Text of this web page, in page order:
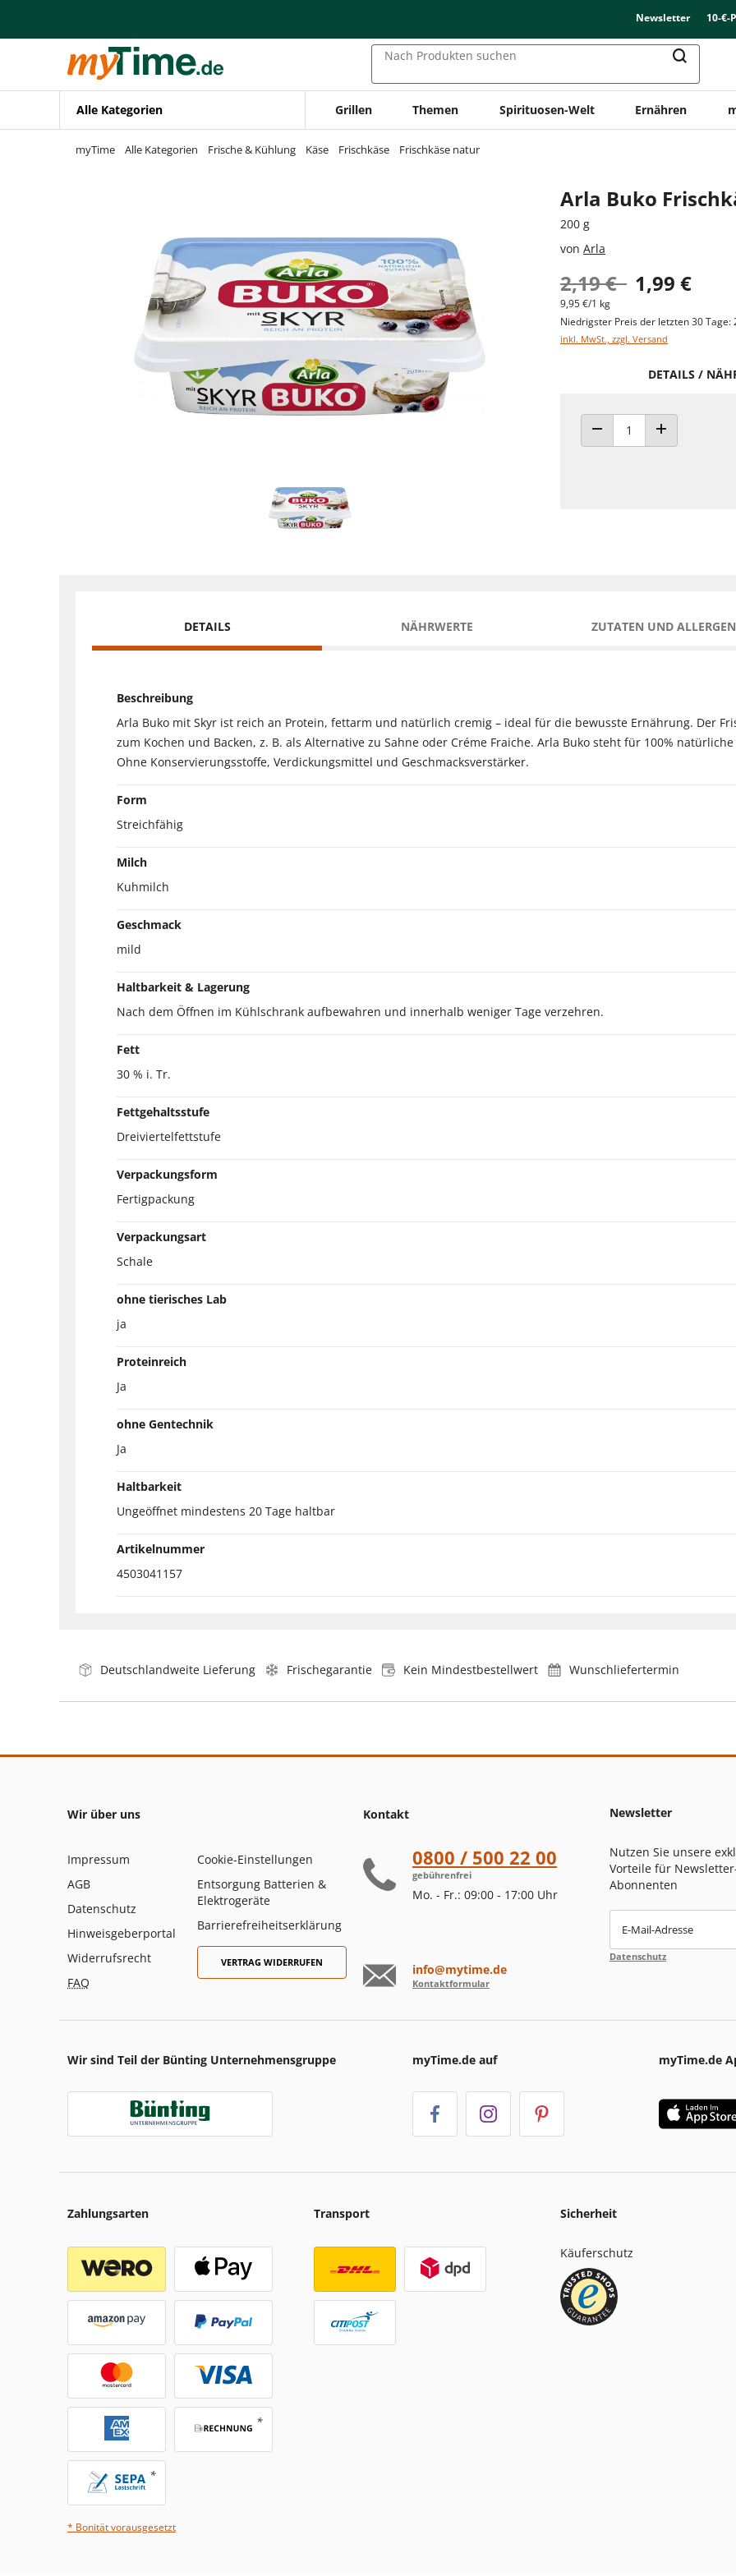
Zur Navigation springen
Zur Suche springen
Newsletter 10-€-
Nach Produkten suchen
Alle Kategorien Grillen Themen Spirituosen-Welt Ernähren
myTime Alle Kategorien Frische & Kühlung Käse Frischkäse Frischkäse natur
Arla Buko
200 g
von Arla
2,19 € 1,99 €
9,95 €/1 kg
Niedrigster Preis der letzten 30 Tage:
inkl. MwSt., zzgl. Versand
DETAILS /
ANZAHL VERRINGERN
ANZAHL
DETAILS NÄHRWERTE ZUTATEN UND
Beschreibung
Arla Buko mit Skyr ist reich an Protein, fettarm und natürlich cremig – ideal für die bewusste Ernährung. Der
zum Kochen und Backen, z. B. als Alternative zu Sahne oder Créme Fraiche. Arla Buko steht für 100%
Ohne Konservierungsstoffe, Verdickungsmittel und Geschmacksverstärker.
Form
Streichfähig
Milch
Kuhmilch
Geschmack
mild
Haltbarkeit & Lagerung
Nach dem Öffnen im Kühlschrank aufbewahren und innerhalb weniger Tage verzehren.
Fett
30 % i. Tr.
Fettgehaltsstufe
Dreiviertelfettstufe
Verpackungsform
Fertigpackung
Verpackungsart
Schale
ohne tierisches Lab
ja
Proteinreich
Ja
ohne Gentechnik
Ja
Haltbarkeit
Ungeöffnet mindestens 20 Tage haltbar
Artikelnummer
4503041157
Deutschlandweite Lieferung Frischegarantie Kein Mindestbestellwert Wunschliefertermin
Wir über uns
Impressum
AGB
Datenschutz
Hinweisgeberportal
Widerrufsrecht
FAQ
Cookie-Einstellungen
Entsorgung Batterien &
Elektrogeräte
Barrierefreiheitserklärung
VERTRAG WIDERRUFEN
Kontakt
0800 / 500 22 00
gebührenfrei
Mo. - Fr.: 09:00 - 17:00 Uhr
info@mytime.de
Kontaktformular
Newsletter
Nutzen Sie unsere
Vorteile für
Abonnenten
E-Mail-Adresse
Datenschutz
Wir sind Teil der Bünting Unternehmensgruppe myTime.de auf myTime.de
Zahlungsarten
* Bonität vorausgesetzt
Transport Sicherheit
Käuferschutz